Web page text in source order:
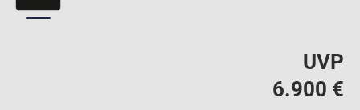
UVP
6.900 €